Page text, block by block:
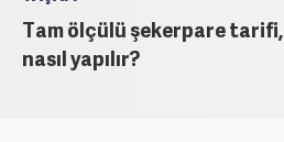
Tam ölçülü şekerpare tarifi,
nasıl yapılır?